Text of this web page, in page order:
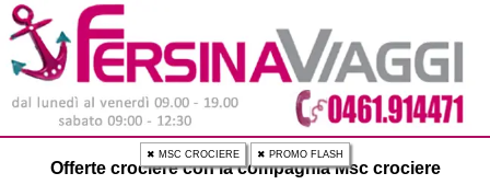
✖ MSC CROCIERE ✖ PROMO FLASH
Offerte crociere con la compagnia Msc crociere